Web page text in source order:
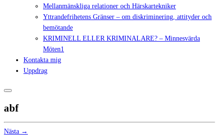
Mellanmänskliga relationer och Härskartekniker
Yttrandefrihetens Gränser – om diskriminering, attityder och
bemötande
KRIMINELL ELLER KRIMINALARE? – Minnesvärda
Möten1
Kontakta mig
Uppdrag
abf
Nästa →